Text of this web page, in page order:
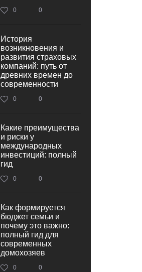
0 0
История
возникновения и
развития страховых
компаний: путь от
древних времен до
современности
0 0
Какие преимущества
и риски у
международных
инвестиций: полный
гид
0 0
Как формируется
бюджет семьи и
почему это важно:
полный гид для
современных
домохозяев
0 0